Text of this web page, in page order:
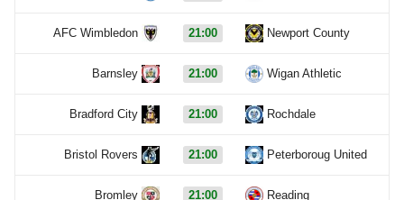
AFC Wimbledon 21:00 Newport County
Barnsley 21:00 Wigan Athletic
Bradford City 21:00 Rochdale
Bristol Rovers 21:00 Peterboroug United
Bromley 21:00 Reading